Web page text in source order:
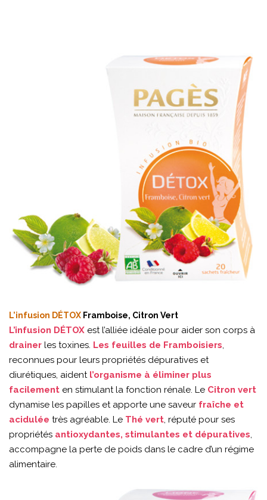
L’infusion DÉTOX Framboise, Citron Vert
L’infusion DÉTOX est l’alliée idéale pour aider son corps à
drainer les toxines. Les feuilles de Framboisiers
reconnues pour leurs propriétés dépuratives et
diurétiques, aident l’organisme à éliminer plus
facilement en stimulant la fonction rénale. Le Citron vert
dynamise les papilles et apporte une saveur fraîche et
acidulée très agréable. Le Thé vert , réputé pour ses
propriétés antioxydantes, stimulantes et dépuratives
accompagne la perte de poids dans le cadre d’un régime
alimentaire.